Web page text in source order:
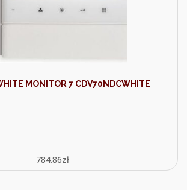
MONITOR 7 CDV70NDCWHITE
784.86zł